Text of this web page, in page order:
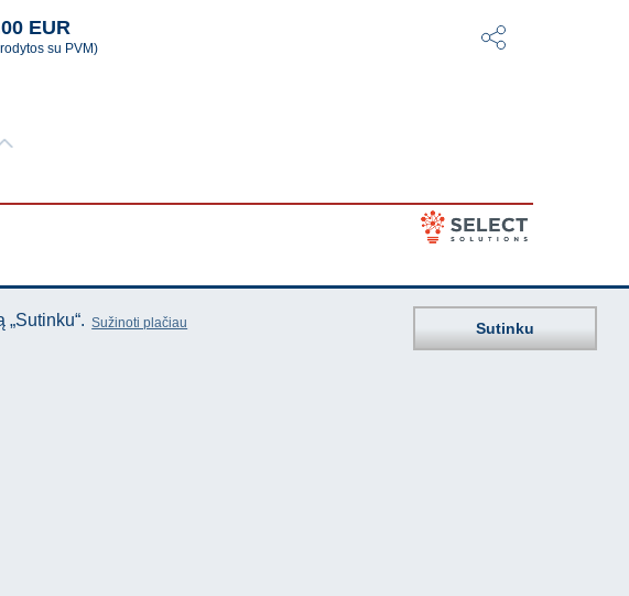
EUR
su PVM)
Sužinoti plačiau Sutinku